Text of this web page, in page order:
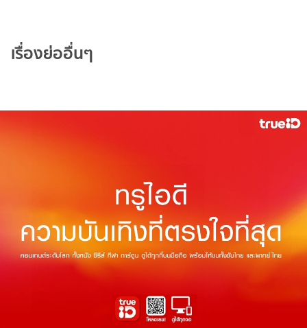
เรื่องย่ออื่นๆ